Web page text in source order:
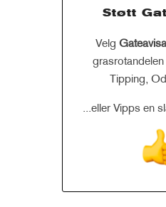
Støtt
Velg
Tipping,
...eller Vipps en